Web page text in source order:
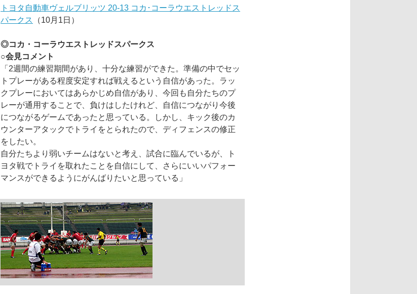
トヨタ自動車ヴェルブリッツ 20-13 コカ･コーラウエストレッドス
パークス
（10月1日）
◎コカ・コーラウエストレッドスパークス
○会見コメント
「2週間の練習期間があり、十分な練習ができた。準備の中でセッ
トプレーがある程度安定すれば戦えるという自信があった。ラッ
クプレーにおいてはあらかじめ自信があり、今回も自分たちのプ
レーが通用することで、負けはしたけれど、自信につながり今後
につながるゲームであったと思っている。しかし、キック後のカ
ウンターアタックでトライをとられたので、ディフェンスの修正
をしたい。
自分たちより弱いチームはないと考え、試合に臨んでいるが、ト
ヨタ戦でトライを取れたことを自信にして、さらにいいパフォー
マンスができるようにがんばりたいと思っている」